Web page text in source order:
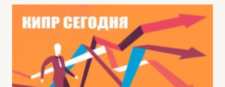
но уже в условиях,...